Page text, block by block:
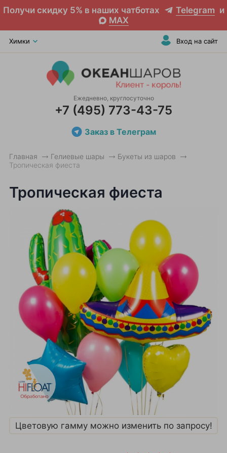
Получи скидку 5% в наших чатботах Telegram и
MAX
Химки Вход на сайт
Ежедневно, круглосуточно
+7 (495) 773-43-75
Заказ в Телеграм
Главная Гелиевые шары
Букеты из шаров
Тропическая фиеста
Тропическая фиеста
Цветовую гамму можно изменить по запросу!